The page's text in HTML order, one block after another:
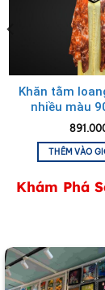
Khăn tằm
nhiều màu
KLTA919
THÊM VÀO
Khám Phá